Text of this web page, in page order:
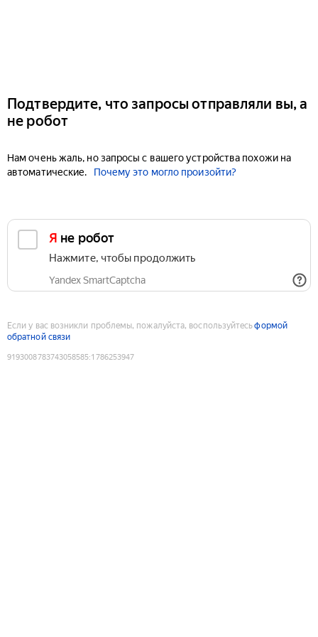
Подтвердите, что запросы отправляли вы, а
не робот
Нам очень жаль, но запросы с вашего устройства похожи на
автоматические.
Почему это могло произойти?
Я не робот
Нажмите, чтобы продолжить
Yandex SmartCaptcha
Если у вас возникли проблемы, пожалуйста, воспользуйтесьформой
обратной связи
9193008783743058585:1786253947